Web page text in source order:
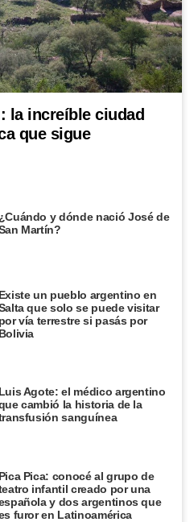
la increíble ciudad
que sigue
y dónde nació José de
Martín?
Existe un pueblo argentino en
que solo se puede visitar
por vía terrestre si pasás por
Bolivia
Luis Agote: el médico argentino
cambió la historia de la
sanguínea
Pica Pica: conocé al grupo de
infantil creado por una
y dos argentinos que
furor en Latinoamérica
El Salvador: el histórico
de Rosario que
por su arte y su memoria
los perros dan vueltas antes
el nombre completo de
Belgrano
y dónde nació José de San
EDUCATIVA
2.0: qué son las vacunas y
son importantes desde la
infancia
oriental: el pájaro
que sorprende con sus